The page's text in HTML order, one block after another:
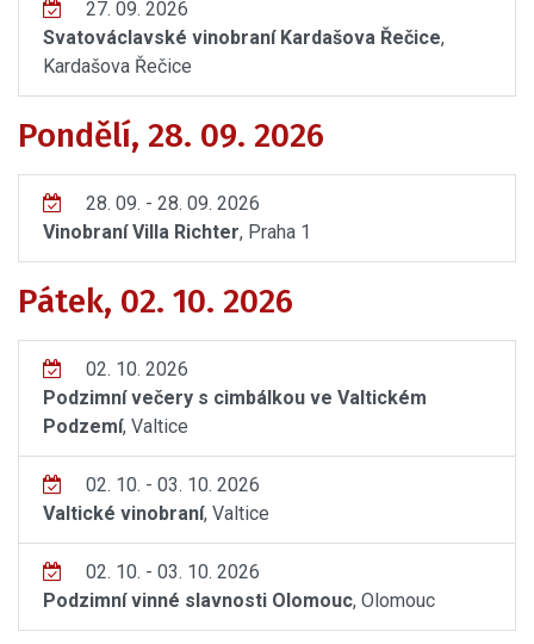
27. 09. 2026
Svatováclavské vinobraní Kardašova Řečice,
Kardašova Řečice
Pondělí, 28. 09. 2026
28. 09. - 28. 09. 2026
Vinobraní Villa Richter, Praha 1
Pátek, 02. 10. 2026
02. 10. 2026
Podzimní večery s cimbálkou ve Valtickém
Podzemí, Valtice
02. 10. - 03. 10. 2026
Valtické vinobraní, Valtice
02. 10. - 03. 10. 2026
Podzimní vinné slavnosti Olomouc, Olomouc